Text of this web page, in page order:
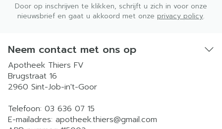
Door op inschrijven te klikken, schrijft u zich in voor onze
nieuwsbrief en gaat u akkoord met onze privacy policy.
Neem contact met ons op
Apotheek Thiers FV
Brugstraat 16
2960 Sint-Job-in't-Goor
Telefoon: 03 636 07 15
E-mailadres: apotheek.thiers@gmail.com